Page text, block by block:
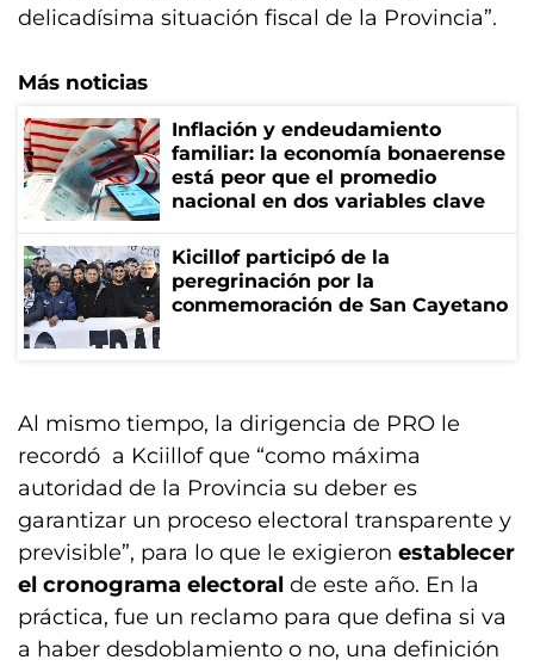
delicadísima situación fiscal de la Provincia”.
Más noticias
Inflación y endeudamiento
familiar: la economía bonaerense
está peor que el promedio
nacional en dos variables clave
Kicillof participó de la
peregrinación por la
conmemoración de San Cayetano
Al mismo tiempo, la dirigencia de PRO le
recordó a Kciillof que “como máxima
autoridad de la Provincia su deber es
garantizar un proceso electoral transparente y
previsible”, para lo que le exigieron establecer
el cronograma electoral de este año. En la
práctica, fue un reclamo para que defina si va
a haber desdoblamiento o no, una definición